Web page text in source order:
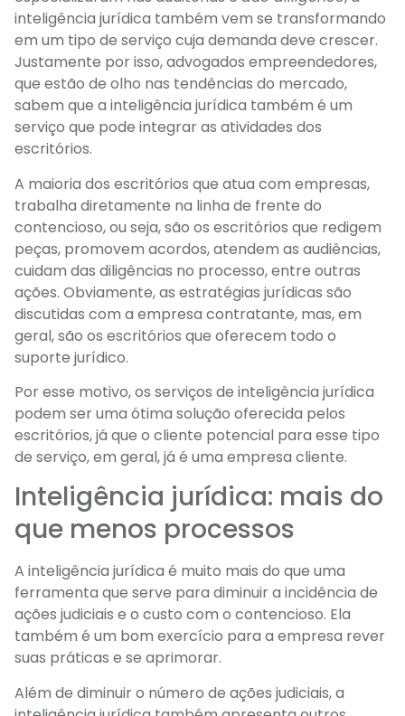
inteligência jurídica também vem se transformando
em um tipo de serviço cuja demanda deve crescer.
Justamente por isso, advogados empreendedores,
que estão de olho nas tendências do mercado,
sabem que a inteligência jurídica também é um
serviço que pode integrar as atividades dos
escritórios.
A maioria dos escritórios que atua com empresas,
trabalha diretamente na linha de frente do
contencioso, ou seja, são os escritórios que redigem
peças, promovem acordos, atendem as audiências,
cuidam das diligências no processo, entre outras
ações. Obviamente, as estratégias jurídicas são
discutidas com a empresa contratante, mas, em
geral, são os escritórios que oferecem todo o
suporte jurídico.
Por esse motivo, os serviços de inteligência jurídica
podem ser uma ótima solução oferecida pelos
escritórios, já que o cliente potencial para esse tipo
de serviço, em geral, já é uma empresa cliente.
Inteligência jurídica: mais do
que menos processos
A inteligência jurídica é muito mais do que uma
ferramenta que serve para diminuir a incidência de
ações judiciais e o custo com o contencioso. Ela
também é um bom exercício para a empresa rever
suas práticas e se aprimorar.
Além de diminuir o número de ações judiciais, a